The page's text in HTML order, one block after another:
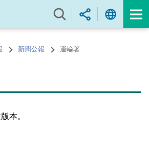
新聞公報 運輸署
本。